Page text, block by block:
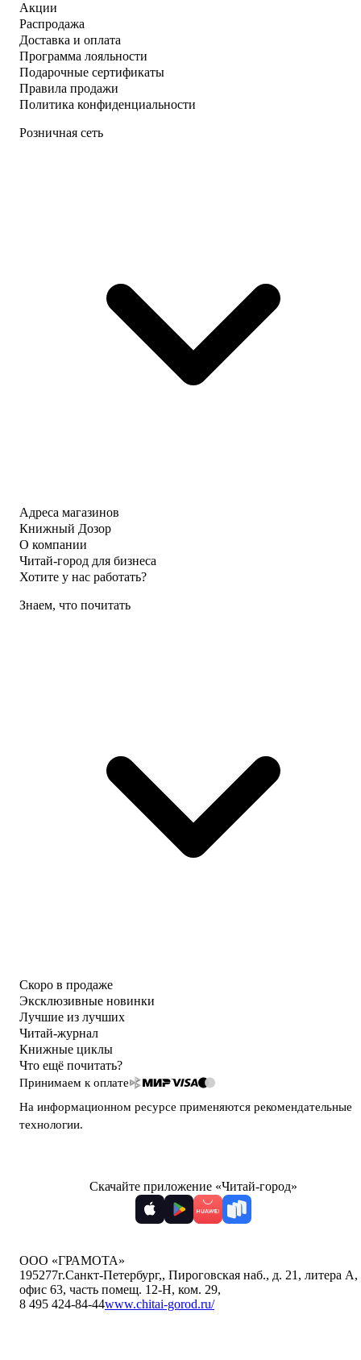
Акции
Распродажа
Доставка и оплата
Программа лояльности
Подарочные сертификаты
Правила продажи
Политика конфиденциальности
Розничная сеть
Адреса магазинов
Книжный Дозор
О компании
Читай-город для бизнеса
Хотите у нас работать?
Знаем, что почитать
Скоро в продаже
Эксклюзивные новинки
Лучшие из лучших
Читай-журнал
Книжные циклы
Что ещё почитать?
Принимаем к оплате
На информационном ресурсе применяются рекомендательные
технологии.
Скачайте приложение «Читай-город»
ООО «ГРАМОТА»
195277г.Санкт-Петербург,, Пироговская наб., д. 21, литера А,
офис 63, часть помещ. 12-Н, ком. 29,
8 495 424-84-44www.chitai-gorod.ru/